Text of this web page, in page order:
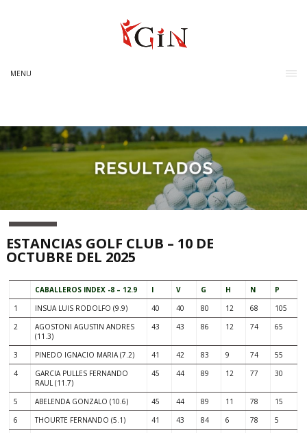
MENU
ESTANCIAS GOLF CLUB – 10 DE
OCTUBRE DEL 2025
CABALLEROS INDEX -8 – 12.9 I V G H N
P
1
INSUA LUIS RODOLFO (9.9) 40 40 80 12 68
105
2
AGOSTONI AGUSTIN ANDRES
(11.3)
43 43 86 12 74 65
3 PINEDO IGNACIO MARIA (7.2) 41 42 83 9 74
55
4
GARCIA PULLES FERNANDO
RAUL (11.7)
45 44 89 12 77 30
5 ABELENDA GONZALO (10.6) 45 44 89 11 78
15
6
THOURTE FERNANDO (5.1) 41 43 84 6 78
5